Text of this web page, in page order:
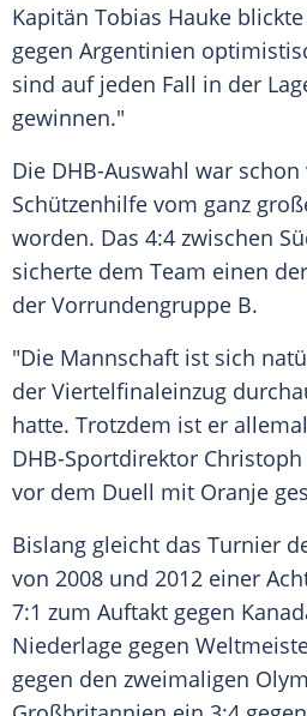
Kapitän Tobias Hauke
gegen Argentinien
sind auf jeden Fall in der
gewinnen."
Die DHB-Auswahl war
Schützenhilfe vom ganz
worden. Das 4:4 zwischen
sicherte dem Team einen
der Vorrundengruppe B.
"Die Mannschaft ist sich
der Viertelfinaleinzug
hatte. Trotzdem ist er
DHB-Sportdirektor Christoph
vor dem Duell mit Oranje
Bislang gleicht das Turnier
von 2008 und 2012 einer
7:1 zum Auftakt gegen
Niederlage gegen
gegen den zweimaligen